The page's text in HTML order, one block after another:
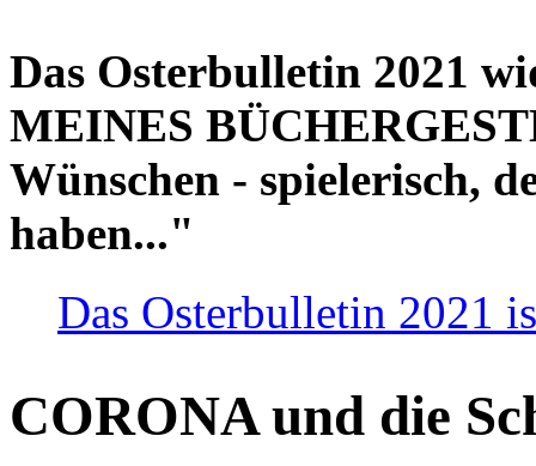
Das Osterbulletin 2021
MEINES
Wünschen - spielerisch,
haben..."
Das Osterbulletin 2021
CORONA und die